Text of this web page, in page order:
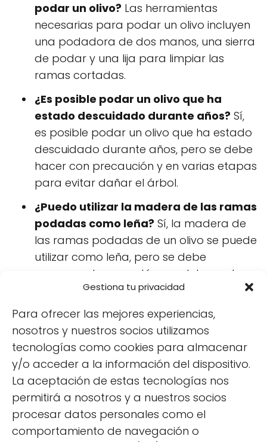
Gestiona tu privacidad
Para ofrecer las mejores experiencias,
nosotros y nuestros socios utilizamos
tecnologías como cookies para almacenar
y/o acceder a la información del dispositivo.
La aceptación de estas tecnologías nos
permitirá a nosotros y a nuestros socios
procesar datos personales como el
comportamiento de navegación o
podar un olivo? Las herramientas
necesarias para podar un olivo incluyen
una podadora de dos manos, una sierra
de podar y una lija para limpiar las
ramas cortadas.
¿Es posible podar un olivo que ha
estado descuidado durante años? Sí,
es posible podar un olivo que ha estado
descuidado durante años, pero se debe
hacer con precaución y en varias etapas
para evitar dañar el árbol.
¿Puedo utilizar la madera de las ramas
podadas como leña? Sí, la madera de
las ramas podadas de un olivo se puede
utilizar como leña, pero se debe
asegurar de que esté completamente
seca antes de usarla.
Villamandos
Propietario de un huerto urbano
donde produzco mis propias
fresas, pimientos, frambuesas y
sobre todo paso ratos muy